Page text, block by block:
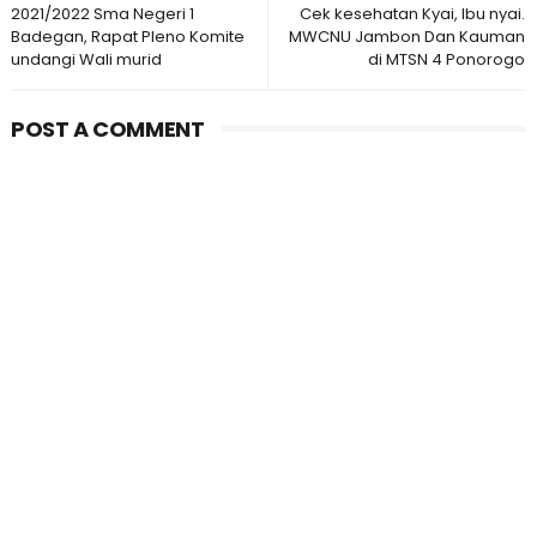
Cek kesehatan Kyai, Ibu nyai.
MWCNU Jambon Dan Kauman
di MTSN 4 Ponorogo
2021/2022 Sma Negeri 1
Badegan, Rapat Pleno Komite
undangi Wali murid
POST A COMMENT